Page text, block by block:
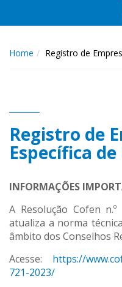
Home Registro de
Registro de
Específica
INFORMAÇÕES
A Resolução Cofen
atualiza a norma
âmbito dos Conselhos
Acesse: https://
721-2023/